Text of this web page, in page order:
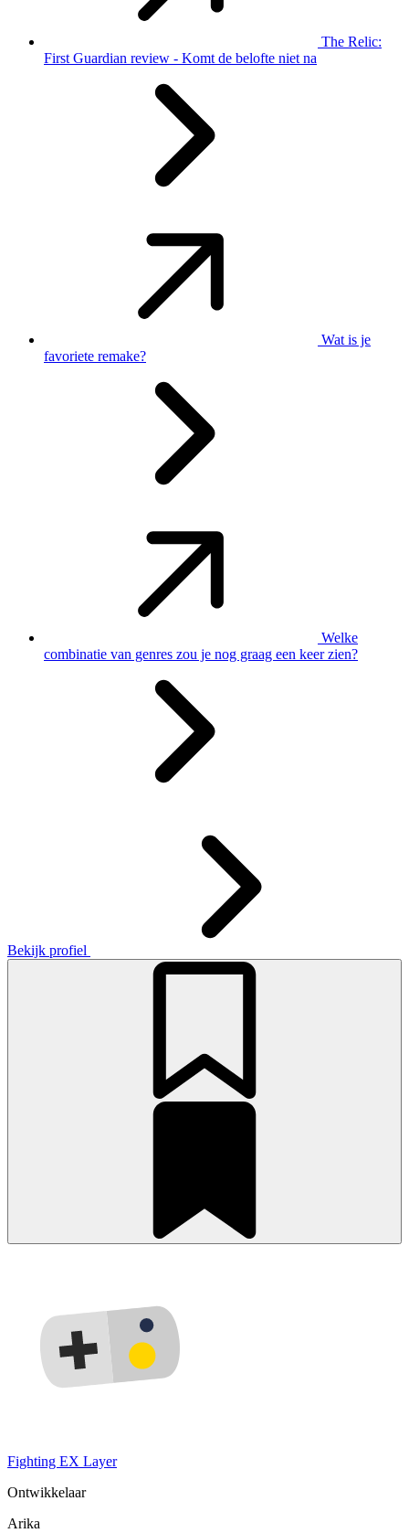
The Relic:
First Guardian review - Komt de belofte niet na
Wat is je
favoriete remake?
Welke
combinatie van genres zou je nog graag een keer zien?
Bekijk profiel
Fighting EX Layer
Ontwikkelaar
Arika